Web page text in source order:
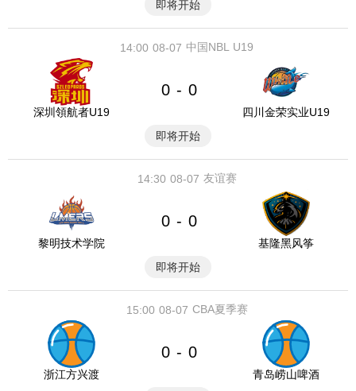
即将开始
08-07
14:00 中国NBL U19
深圳領航者U19
0 - 0
四川金荣实业U19
即将开始
08-07
14:30 友谊赛
黎明技术学院
0 - 0
基隆黑风筝
即将开始
08-07
15:00 CBA夏季赛
浙江方兴渡
0 - 0
青岛崂山啤酒